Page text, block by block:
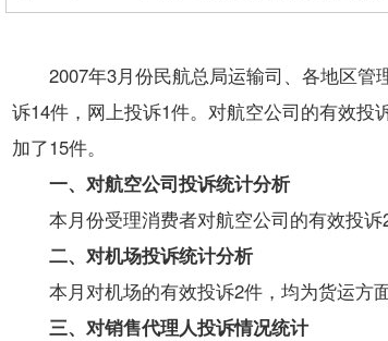
2007年3月份民航总局运输司、各地区管
诉14件，网上投诉1件。对航空公司的有效投
加了15件。
一、对航空公司投诉统计分析
本月份受理消费者对航空公司的有效投诉
二、对机场投诉统计分析
本月对机场的有效投诉2件，均为货运方面
三、对销售代理人投诉情况统计
说
按
Alt
加